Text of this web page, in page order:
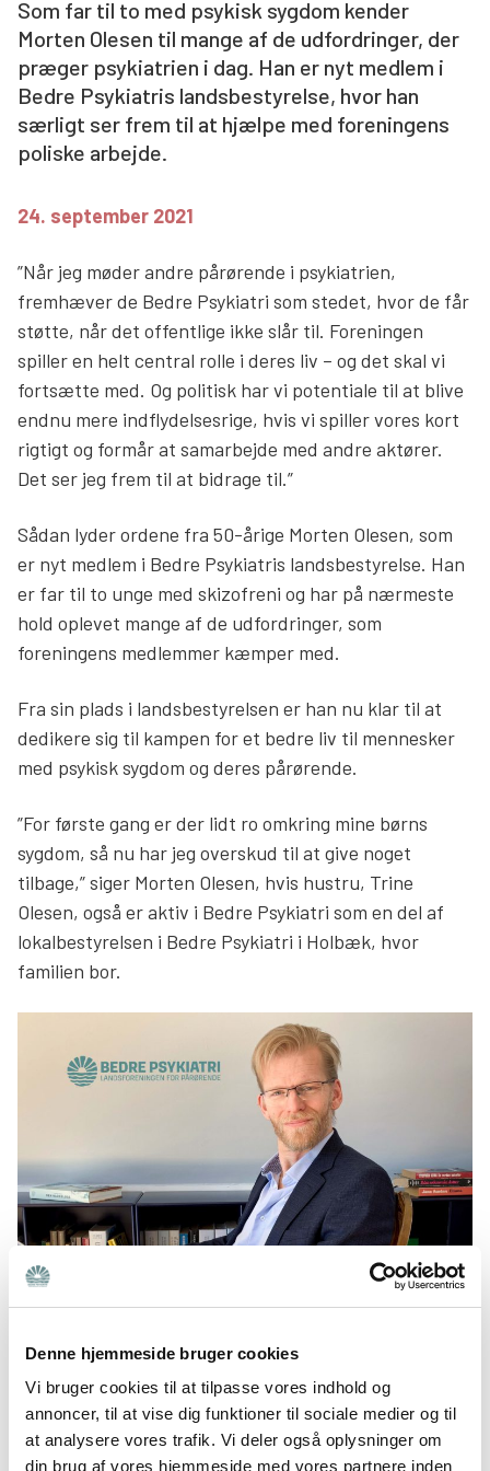
Denne hjemmeside bruger cookies
Vi bruger cookies til at tilpasse vores indhold og
annoncer, til at vise dig funktioner til sociale medier og til
at analysere vores trafik. Vi deler også oplysninger om
din brug af vores hjemmeside med vores partnere inden
Søg
Som far til to med psykisk sygdom kender
Morten Olesen til mange af de udfordringer, der
præger psykiatrien i dag. Han er nyt medlem i
Bedre Psykiatris landsbestyrelse, hvor han
særligt ser frem til at hjælpe med foreningens
poliske arbejde.
24. september 2021
”Når jeg møder andre pårørende i psykiatrien,
fremhæver de Bedre Psykiatri som stedet, hvor de får
støtte, når det offentlige ikke slår til. Foreningen
spiller en helt central rolle i deres liv – og det skal vi
fortsætte med. Og politisk har vi potentiale til at blive
endnu mere indflydelsesrige, hvis vi spiller vores kort
rigtigt og formår at samarbejde med andre aktører.
Det ser jeg frem til at bidrage til.”
Sådan lyder ordene fra 50-årige Morten Olesen, som
er nyt medlem i Bedre Psykiatris landsbestyrelse. Han
er far til to unge med skizofreni og har på nærmeste
hold oplevet mange af de udfordringer, som
foreningens medlemmer kæmper med.
Fra sin plads i landsbestyrelsen er han nu klar til at
dedikere sig til kampen for et bedre liv til mennesker
med psykisk sygdom og deres pårørende.
”For første gang er der lidt ro omkring mine børns
sygdom, så nu har jeg overskud til at give noget
tilbage,” siger Morten Olesen, hvis hustru, Trine
Olesen, også er aktiv i Bedre Psykiatri som en del af
lokalbestyrelsen i Bedre Psykiatri i Holbæk, hvor
familien bor.
Morten Olesen er nyt bestyrelsesmedlem i Bedre Psykiatri og far til to
med psykisk sygdom
Der er behov for, at man ser på helheden
Igennem sin karriere har Morten Olesen blandt andet